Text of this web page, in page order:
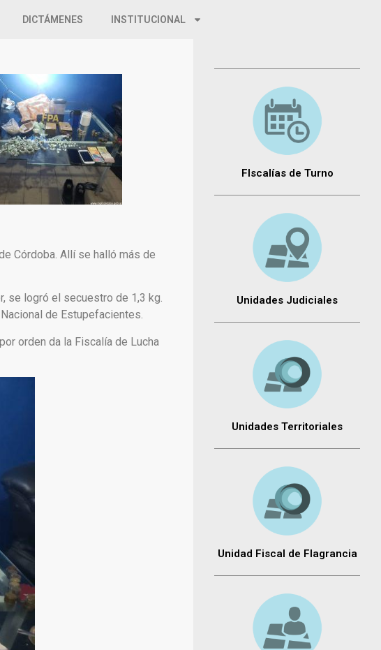
DICTÁMENES INSTITUCIONAL
Córdoba. Allí se halló más de
se logró el secuestro de 1,3 kg.
de Estupefacientes.
orden da la Fiscalía de Lucha
FIscalías de Turno
Unidades Judiciales
Unidades Territoriales
Unidad Fiscal de Flagrancia